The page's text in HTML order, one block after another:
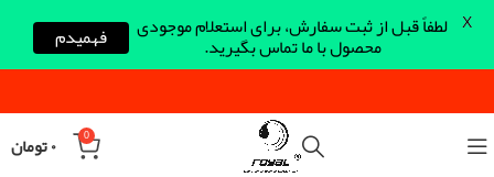
0 ۰تومان
لطفاً قبل از ثبت سفارش، برای استعلام موجودی
محصول با ما تماس بگیرید. فهمیدم X